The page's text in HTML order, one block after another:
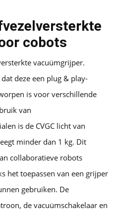
cobots
vacuümgrijper.
deze een plug & play-
is voor verschillende
van
is de CVGC licht van
minder dan 1 kg. Dit
collaboratieve robots
het toepassen van een grijper
gebruiken. De
de vacuümschakelaar en